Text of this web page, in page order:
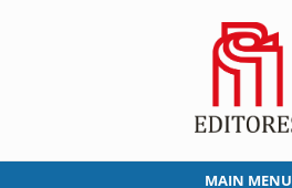
MAIN MENU